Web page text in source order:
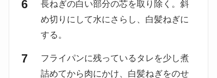
長ねぎの白い部分の芯を取り除く。斜
め切りにして水にさらし、白髪ねぎに
する。
フライパンに残っているタレを少し煮
詰めてから肉にかけ、白髪ねぎをのせ